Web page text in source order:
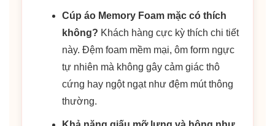
Cúp áo Memory Foam mặc có thích
không? Khách hàng cực kỳ thích chi tiết
này. Đệm foam mềm mại, ôm form ngực
tự nhiên mà không gây cảm giác thô
cứng hay ngột ngạt như đệm mút thông
thường.